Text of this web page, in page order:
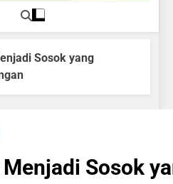
Sosok yang
Sosok